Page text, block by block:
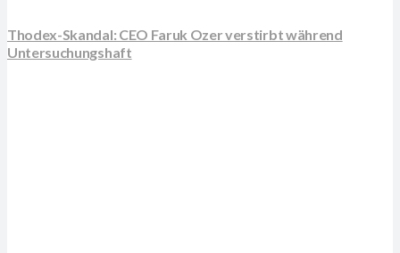
Thodex-Skandal: CEO Faruk Ozer verstirbt während
Untersuchungshaft